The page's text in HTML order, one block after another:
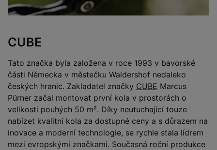
CUBE
Tato značka byla založena v roce 1993 v bavorské
části Německa v městečku Waldershof nedaleko
českých hranic. Zakladatel značky CUBE Marcus
Pürner začal montovat první kola v prostorách o
velikosti pouhých 50 m². Díky neutuchající touze
nabízet kvalitní kola za dostupné ceny a s důrazem na
inovace a moderní technologie, se rychle stala lídrem
mezi evropskými značkami. Současná roční produkce